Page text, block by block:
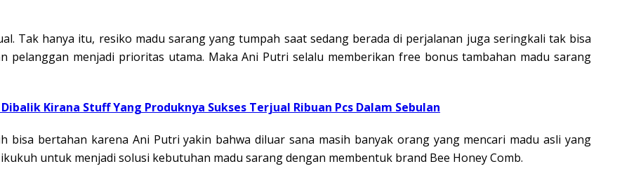
Tak hanya itu, resiko madu sarang yang tumpah saat sedang berada di perjalanan juga seringkali tak bisa
pelanggan menjadi prioritas utama. Maka Ani Putri selalu memberikan free bonus tambahan madu sarang
Kirana Stuff Yang Produknya Sukses Terjual Ribuan Pcs Dalam Sebulan
bisa bertahan karena Ani Putri yakin bahwa diluar sana masih banyak orang yang mencari madu asli yang
untuk menjadi solusi kebutuhan madu sarang dengan membentuk brand Bee Honey Comb.